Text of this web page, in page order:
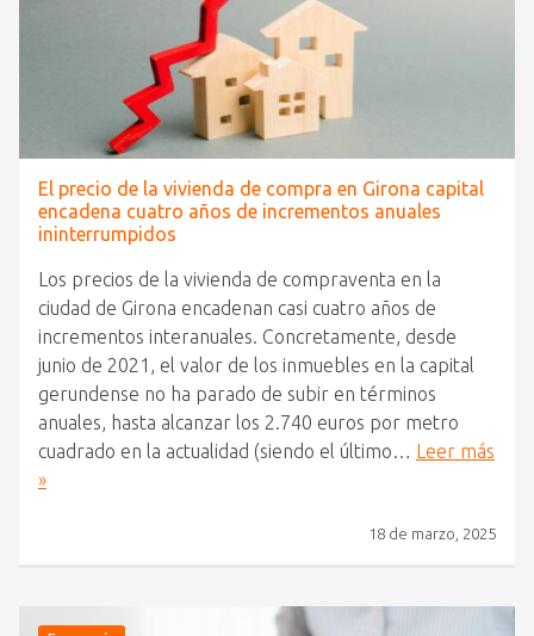
El precio de la vivienda de compra en Girona capital
encadena cuatro años de incrementos anuales
ininterrumpidos
Los precios de la vivienda de compraventa en la
ciudad de Girona encadenan casi cuatro años de
incrementos interanuales. Concretamente, desde
junio de 2021, el valor de los inmuebles en la capital
gerundense no ha parado de subir en términos
anuales, hasta alcanzar los 2.740 euros por metro
cuadrado en la actualidad (siendo el último… Leer más
»
18 de marzo, 2025